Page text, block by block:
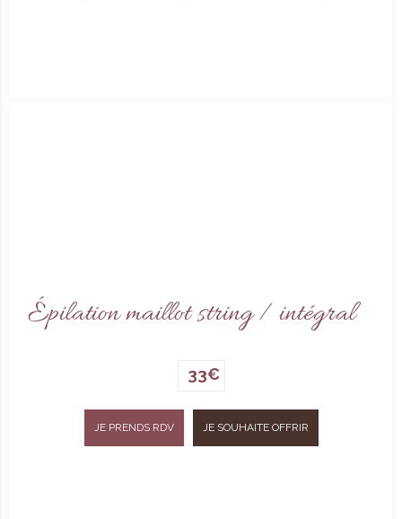
Épilation maillot string / intégral
33€
JE PRENDS RDV JE SOUHAITE OFFRIR